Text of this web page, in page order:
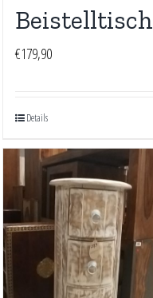
Beistelltisch
€179,90
Details